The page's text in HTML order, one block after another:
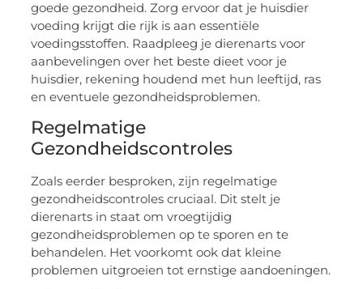
goede gezondheid. Zorg ervoor dat je huisdier
voeding krijgt die rijk is aan essentiële
voedingsstoffen. Raadpleeg je dierenarts voor
aanbevelingen over het beste dieet voor je
huisdier, rekening houdend met hun leeftijd, ras
en eventuele gezondheidsproblemen.
Regelmatige
Gezondheidscontroles
Zoals eerder besproken, zijn regelmatige
gezondheidscontroles cruciaal. Dit stelt je
dierenarts in staat om vroegtijdig
gezondheidsproblemen op te sporen en te
behandelen. Het voorkomt ook dat kleine
problemen uitgroeien tot ernstige aandoeningen.